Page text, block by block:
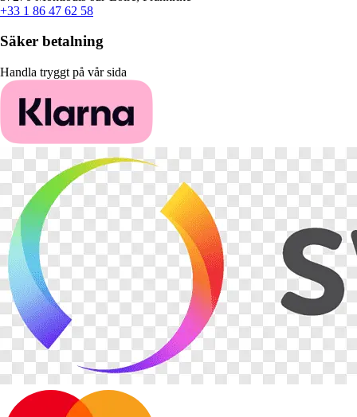
+33 1 86 47 62 58
Säker betalning
Handla tryggt på vår sida